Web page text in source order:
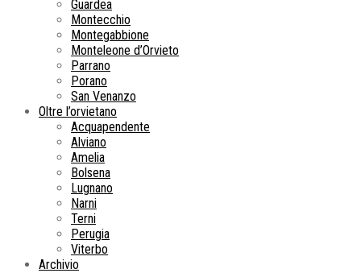
Guardea
Montecchio
Montegabbione
Monteleone d’Orvieto
Parrano
Porano
San Venanzo
Oltre l’orvietano
Acquapendente
Alviano
Amelia
Bolsena
Lugnano
Narni
Terni
Perugia
Viterbo
Archivio